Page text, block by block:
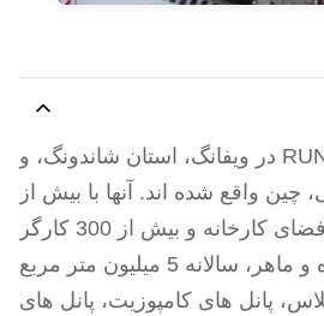
کارخانه های RUNSING در ویفانگ، استان شاندونگ، و
چین واقع شده اند. آنها با بیش از
43000 متر مربع فضای کارخانه و بیش از 300 کارگر
بسیار آموزش دیده و ماهر، سالانه 5 میلیون متر مربع
پانل های کامپوزیت، پانل های